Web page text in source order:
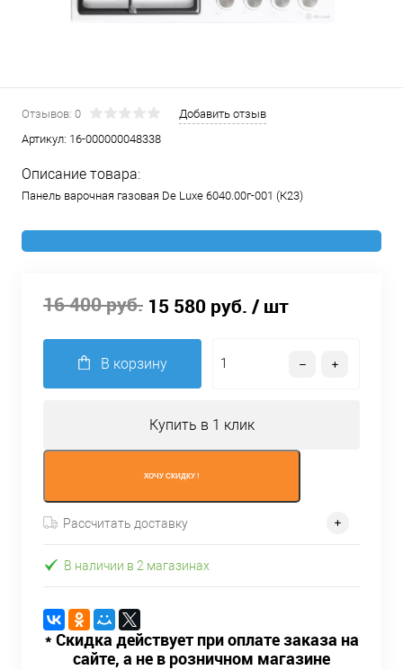
Отзывов: 0
Добавить отзыв
Артикул: 16-000000048338
Описание товара:
Панель варочная газовая De Luxe 6040.00г-001 (К23)
16 400 руб. 15 580 руб. / шт
В корзину
Купить в 1 клик
ХОЧУ СКИДКУ !
Рассчитать доставку
В наличии в 2 магазинах
* Скидка действует при оплате заказа на
сайте, а не в розничном магазине